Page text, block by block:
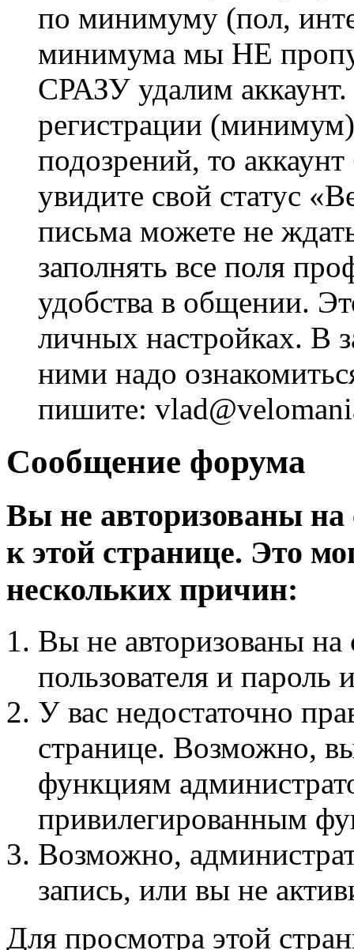
по минимуму (пол,
минимума мы НЕ
СРАЗУ удалим
регистрации
подозрений, то
увидите свой статус
письма можете не
заполнять все поля
удобства в общении.
личных настройках. В
ними надо
пишите:
Сообщение форума
Вы не авторизованы на
к этой странице. Это
нескольких причин:
Вы не авторизованы на
пользователя и пароль
У вас недостаточно
странице. Возможно,
функциям
привилегированным
Возможно,
запись, или вы не
Для просмотра этой